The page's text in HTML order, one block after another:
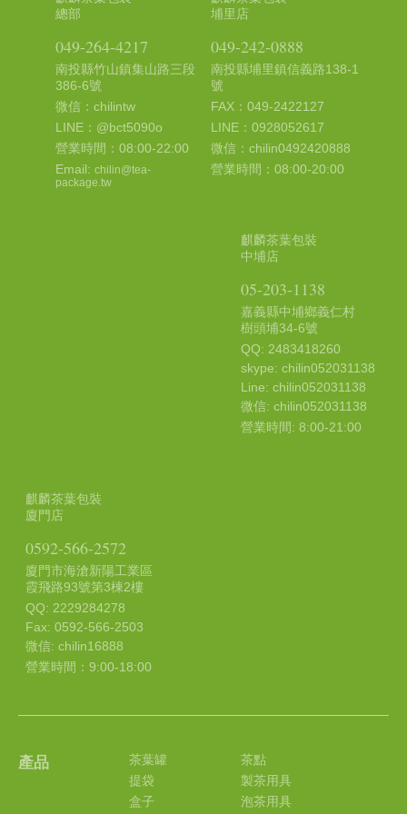
總部
049-264-4217
南投縣竹山鎮集山路三段
386-6號
微信：chilintw
LINE：@bct5090o
營業時間：08:00-22:00
Email: chilin@tea-
package.tw
埔里店
049-242-0888
南投縣埔里鎮信義路138-1
號
FAX：049-2422127
LINE：0928052617
微信：chilin0492420888
營業時間：08:00-20:00
麒麟茶葉包裝
中埔店
05-203-1138
嘉義縣中埔鄉義仁村
樹頭埔34-6號
QQ: 2483418260
skype: chilin052031138
Line: chilin052031138
微信: chilin052031138
營業時間: 8:00-21:00
麒麟茶葉包裝
廈門店
0592-566-2572
廈門市海滄新陽工業區
霞飛路93號第3棟2樓
QQ: 2229284278
Fax: 0592-566-2503
微信: chilin16888
營業時間：9:00-18:00
產品
茶葉罐
提袋
盒子
茶點
製茶用具
泡茶用具